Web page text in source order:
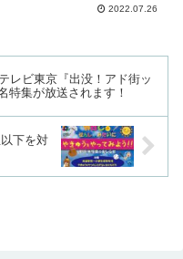
2022.07.26
レビ東京『出没！アド街ッ
特集が放送されます！
下を対